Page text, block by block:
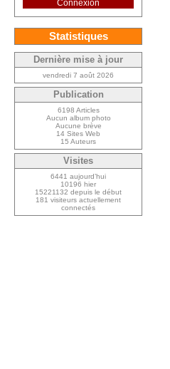
Connexion
Statistiques
Dernière mise à jour
vendredi 7 août 2026
Publication
6198 Articles
Aucun album photo
Aucune brève
14 Sites Web
15 Auteurs
Visites
6441 aujourd’hui
10196 hier
15221132 depuis le début
181 visiteurs actuellement
connectés